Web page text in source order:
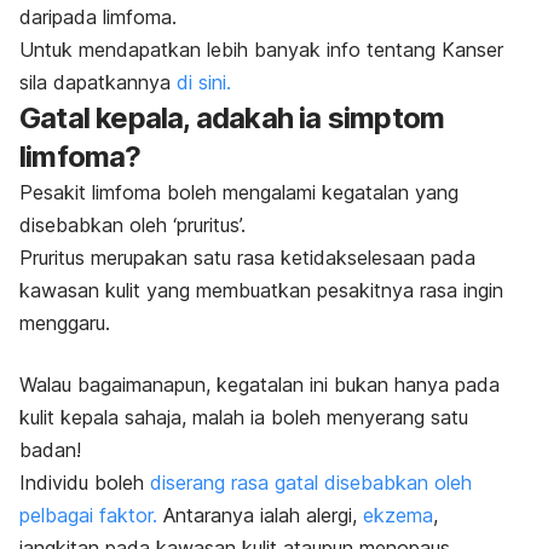
daripada limfoma.
Untuk mendapatkan lebih banyak info tentang Kanser
sila dapatkannya di sini.
Gatal kepala, adakah ia simptom
limfoma?
Pesakit limfoma boleh mengalami kegatalan yang
disebabkan oleh ‘pruritus’.
Pruritus merupakan satu rasa ketidakselesaan pada
kawasan kulit yang membuatkan pesakitnya rasa ingin
menggaru.
Walau bagaimanapun, kegatalan ini bukan hanya pada
kulit kepala sahaja, malah ia boleh menyerang satu
badan!
Individu boleh diserang rasa gatal disebabkan oleh
pelbagai faktor. Antaranya ialah alergi, ekzema,